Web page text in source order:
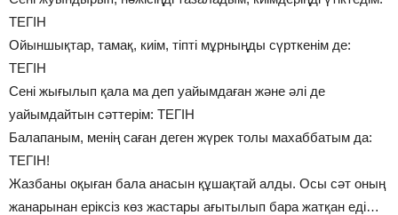
ТЕГІН
Ойыншықтар, тамақ, киім, тіпті мұрныңды сүрткенім де:
ТЕГІН
Сені жығылып қала ма деп уайымдаған және әлі де
уайымдайтын сәттерім: ТЕГІН
Балапаным, менің саған деген жүрек толы махаббатым да:
ТЕГІН!
Жазбаны оқыған бала анасын құшақтай алды. Осы сәт оның
жанарынан еріксіз көз жастары ағытылып бара жатқан еді…